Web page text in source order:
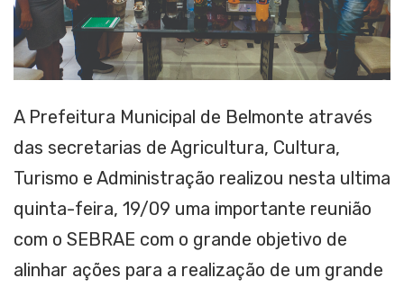
A Prefeitura Municipal de Belmonte através
das secretarias de Agricultura, Cultura,
Turismo e Administração realizou nesta ultima
quinta-feira, 19/09 uma importante reunião
com o SEBRAE com o grande objetivo de
alinhar ações para a realização de um grande